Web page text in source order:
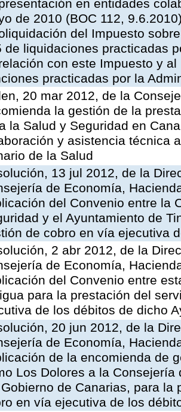
en entidades
de 2010 (BOC 112,
del Impuesto
de liquidaciones practicadas
con este Impuesto y
practicadas por la
20 mar 2012, de la
la gestión de la
la Salud y Seguridad en
y asistencia técnica
de la Salud
13 jul 2012, de la
de Economía,
del Convenio entre la
y el Ayuntamiento de
de cobro en vía ejecutiva
2 abr 2012, de la
de Economía,
del Convenio entre
para la prestación del
de los débitos de dicho
20 jun 2012, de la
de Economía,
de la encomienda de
Los Dolores a la
de Canarias, para
en vía ejecutiva de los